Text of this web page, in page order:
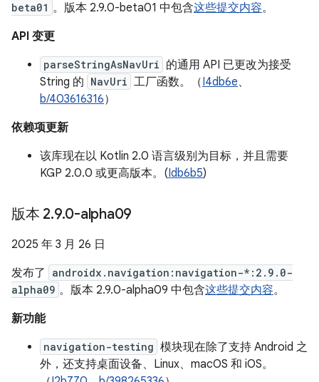
beta01 。版本 2.9.0-beta01 中包含这些提交内容。
API 变更
parseStringAsNavUri 的通用 API 已更改为接受
String 的 NavUri 工厂函数。（I4db6e、
b/403616316）
依赖项更新
该库现在以 Kotlin 2.0 语言级别为目标，并且需要
KGP 2.0.0 或更高版本。(Idb6b5)
版本 2.9.0-alpha09
2025 年 3 月 26 日
发布了
androidx.navigation:navigation-*:2.9.0-
alpha09 。版本 2.9.0-alpha09 中包含这些提交内容。
新功能
navigation-testing 模块现在除了支持 Android 之
外，还支持桌面设备、Linux、macOS 和 iOS。